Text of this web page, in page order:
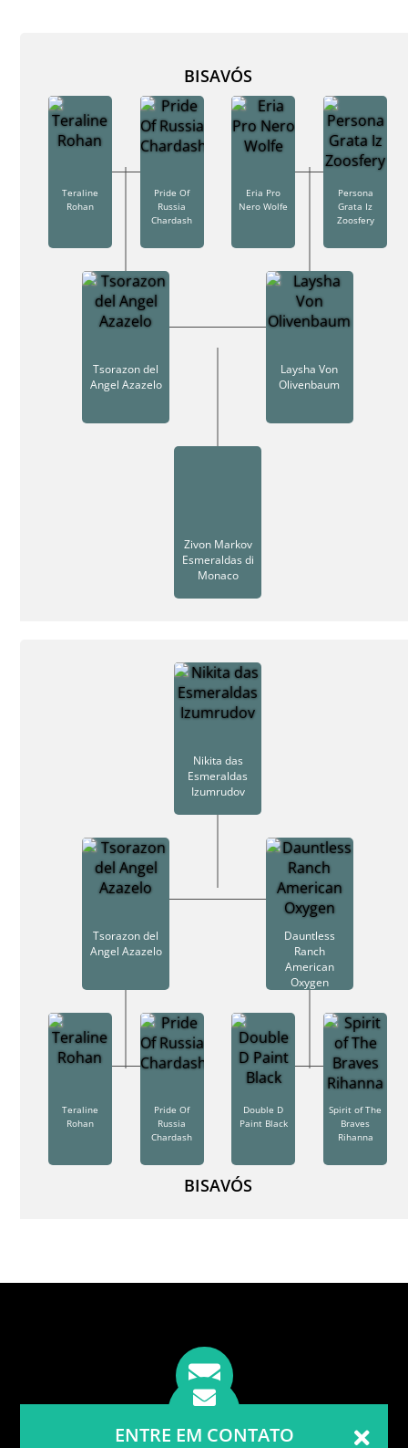
Zivon Markov
Esmeraldas di
Monaco
Tsorazon del
Angel Azazelo
Laysha Von
Olivenbaum
BISAVÓS
Teraline
Rohan
Pride Of
Russia
Chardash
Eria Pro
Nero Wolfe
Persona
Grata Iz
Zoosfery
Nikita das
Esmeraldas
Izumrudov
Tsorazon del
Angel Azazelo
Dauntless
Ranch
American
Oxygen
Teraline
Rohan
Pride Of
Russia
Chardash
Double D
Paint Black
Spirit of The
Braves
Rihanna
BISAVÓS
ENTRE EM CONTATO